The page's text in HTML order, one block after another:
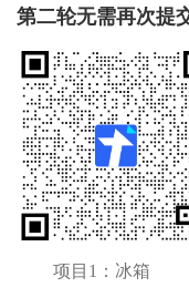
第二轮无需再次提
项目1：冰箱